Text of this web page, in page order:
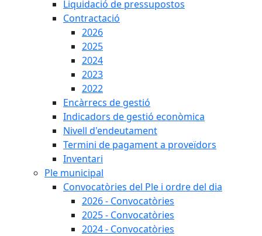
Liquidació de pressupostos
Contractació
2026
2025
2024
2023
2022
Encàrrecs de gestió
Indicadors de gestió econòmica
Nivell d'endeutament
Termini de pagament a proveïdors
Inventari
Ple municipal
Convocatòries del Ple i ordre del dia
2026 - Convocatòries
2025 - Convocatòries
2024 - Convocatòries